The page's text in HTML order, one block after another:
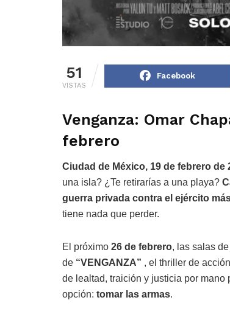
51
VISTAS
Facebook
Venganza: Omar
febrero
Ciudad de México, 19 de febrero de
una isla? ¿Te retirarías a una playa?
guerra privada contra el ejército
tiene nada que perder.
El próximo 26 de febrero, las salas de
de “VENGANZA” , el thriller de
de lealtad, traición y justicia por
opción: tomar las armas.